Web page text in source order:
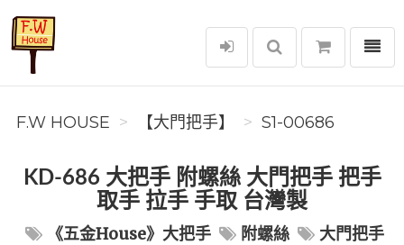
F.W House
選單
F.W HOUSE 【大門把手】 S1-00686
KD-686 大把手 附螺絲 大門把手 把手
取手 拉手 手取 台灣製
《五金House》大把手 附螺絲
大門把手